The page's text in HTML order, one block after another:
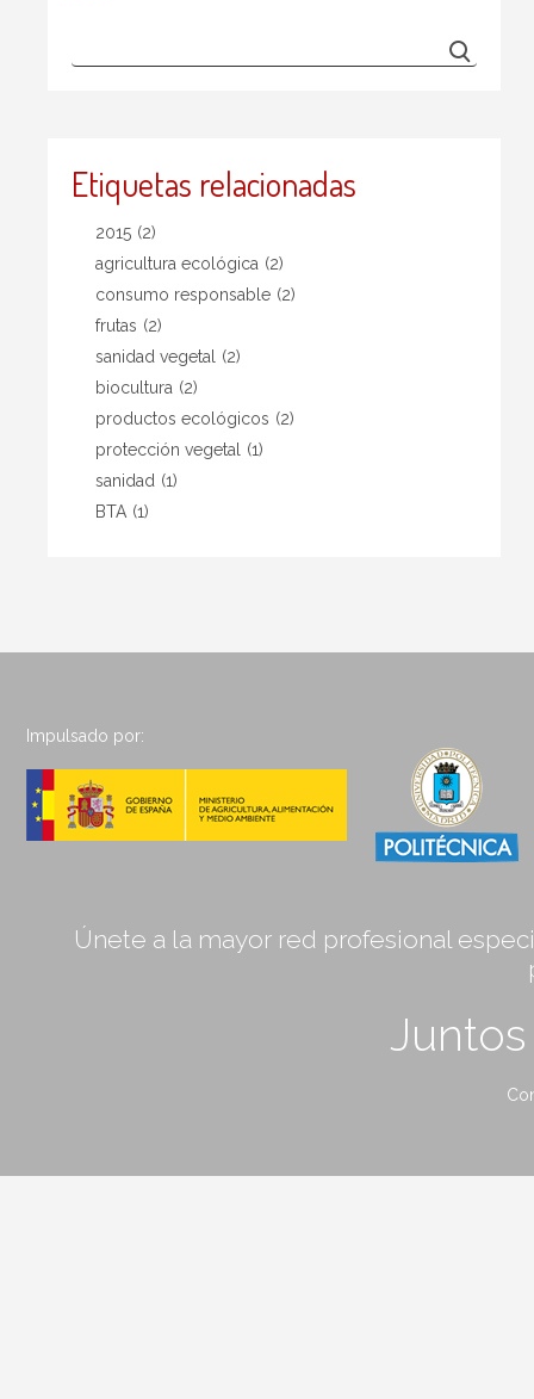
Etiquetas relacionadas
2015 (2)
agricultura ecológica (2)
consumo responsable (2)
frutas (2)
sanidad vegetal
(2)
biocultura (2)
productos ecológicos (2)
protección vegetal
(1)
sanidad (1)
BTA (1)
Impulsado por:
Únete a la mayor red profesional